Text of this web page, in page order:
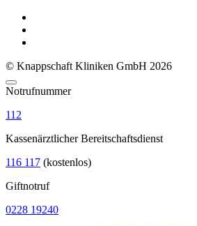
© Knappschaft Kliniken GmbH 2026
Notrufnummer
112
Kassenärztlicher Bereitschaftsdienst
116 117 (kostenlos)
Giftnotruf
0228 19240